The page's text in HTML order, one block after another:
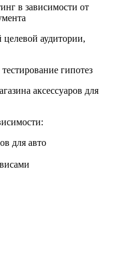
в зависимости от
аудитории,
гипотез
аксессуаров для
для авто